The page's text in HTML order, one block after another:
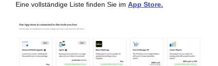
Eine vollständige Liste finden Sie im App Store.